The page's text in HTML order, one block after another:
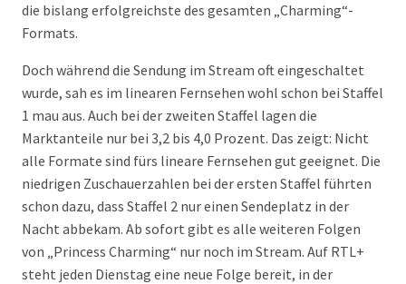
die bislang erfolgreichste des gesamten „Charming“-
Formats.
Doch während die Sendung im Stream oft eingeschaltet
wurde, sah es im linearen Fernsehen wohl schon bei Staffel
1 mau aus. Auch bei der zweiten Staffel lagen die
Marktanteile nur bei 3,2 bis 4,0 Prozent. Das zeigt: Nicht
alle Formate sind fürs lineare Fernsehen gut geeignet. Die
niedrigen Zuschauerzahlen bei der ersten Staffel führten
schon dazu, dass Staffel 2 nur einen Sendeplatz in der
Nacht abbekam. Ab sofort gibt es alle weiteren Folgen
von „Princess Charming“ nur noch im Stream. Auf RTL+
steht jeden Dienstag eine neue Folge bereit, in der